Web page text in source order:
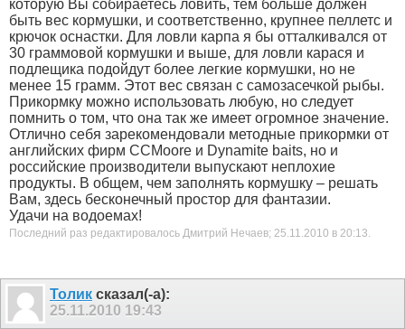
которую Вы собираетесь ловить, тем больше должен
быть вес кормушки, и соответственно, крупнее пеллетс и
крючок оснастки. Для ловли карпа я бы отталкивался от
30 граммовой кормушки и выше, для ловли карася и
подлещика подойдут более легкие кормушки, но не
менее 15 грамм. Этот вес связан с самозасечкой рыбы.
Прикормку можно использовать любую, но следует
помнить о том, что она так же имеет огромное значение.
Отлично себя зарекомендовали методные прикормки от
английских фирм CCMoore и Dynamite baits, но и
российские производители выпускают неплохие
продукты. В общем, чем заполнять кормушку – решать
Вам, здесь бесконечный простор для фантазии.
Удачи на водоемах!
Последний раз редактировалось Дмитрий Нечаев; 25.11.2010 в 20:13.
Толик сказал(-а):
25.11.2010 19:43